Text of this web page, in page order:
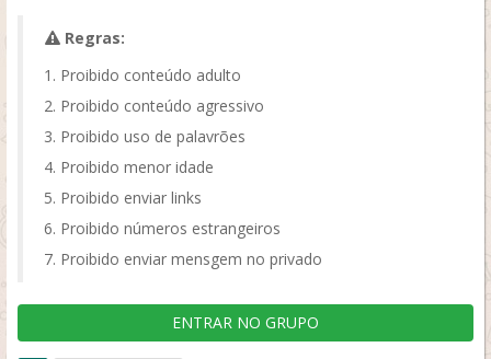
Regras:
Proibido conteúdo adulto
Proibido conteúdo agressivo
Proibido uso de palavrões
Proibido menor idade
Proibido enviar links
Proibido números estrangeiros
Proibido enviar mensgem no privado
ENTRAR NO GRUPO